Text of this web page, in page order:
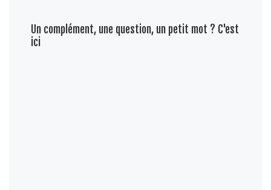
Un complément, une question, un petit mot ? C'est
ici